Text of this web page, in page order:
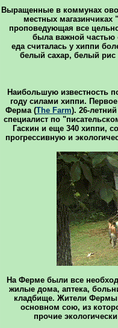
Выращенные в коммунах
местных
проповедующая все
была важной частью
еда считалась у хиппи
белый сахар, белый рис
Наибольшую известность
году силами хиппи.
Ферма (The Farm). 26-
специалист по
Гаскин и еще 340 хиппи,
прогрессивную и
На Ферме были все
жилые дома, аптека,
кладбище. Жители
основном сою, из
прочие